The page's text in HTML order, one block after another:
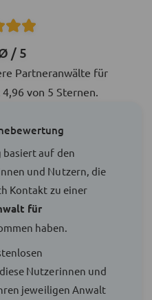
/ 5
Partneranwälte für
von 5 Sternen.
basiert auf den
und Nutzern, die
Kontakt zu einer
für
haben.
Nutzerinnen und
jeweiligen Anwalt